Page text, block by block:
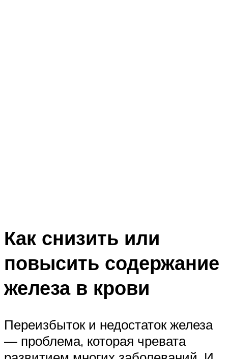
Как снизить или
повысить содержание
железа в крови
Переизбыток и недостаток железа
— проблема, которая чревата